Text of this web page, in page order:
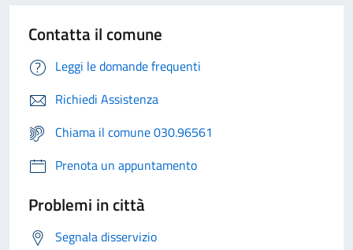
Contatta il comune
Leggi le domande frequenti
Richiedi Assistenza
Chiama il comune 030.96561
Prenota un appuntamento
Problemi in città
Segnala disservizio